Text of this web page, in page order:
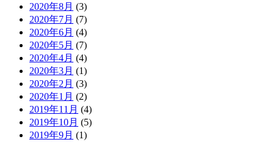
2020年8月 (3)
2020年7月 (7)
2020年6月 (4)
2020年5月 (7)
2020年4月 (4)
2020年3月 (1)
2020年2月 (3)
2020年1月 (2)
2019年11月 (4)
2019年10月 (5)
2019年9月 (1)